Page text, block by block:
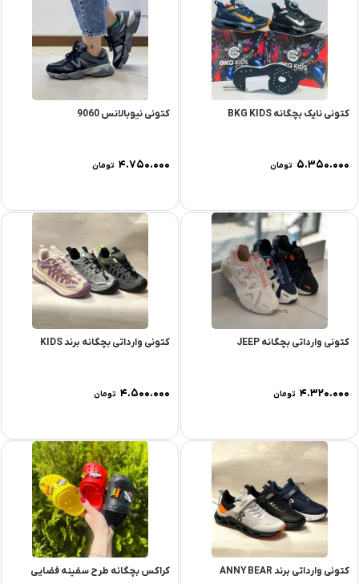
کتونی نایک بچگانه BKG KIDS
۵.۳۵۰.۰۰۰ تومان
کتونی نیوبالانس 9060
۴.۷۵۰.۰۰۰ تومان
کتونی وارداتی بچگانه JEEP
۴.۳۲۰.۰۰۰ تومان
کتونی وارداتی بچگانه برند KIDS
۴.۵۰۰.۰۰۰ تومان
کتونی وارداتی برند ANNY BEAR کراکس بچگانه طرح سفینه فضایی